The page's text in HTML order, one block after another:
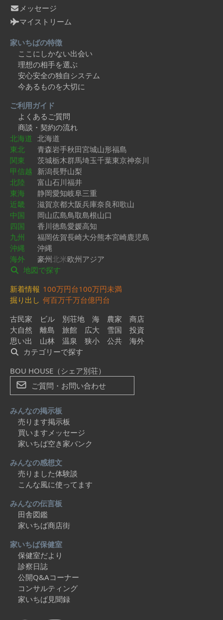
メッセージ
マイストリーム
家いちばの特徴
ここにしかない出会い
理想の相手を選ぶ
安心安全の独自システム
今あるものを大切に
ご利用ガイド
よくあるご質問
商談・契約の流れ
北海道 北海道
東北
青森岩手秋田宮城山形福島
関東
茨城栃木群馬埼玉千葉東京神奈川
甲信越 新潟長野山梨
北陸
富山石川福井
東海
静岡愛知岐阜三重
近畿
滋賀京都大阪兵庫奈良和歌山
中国
岡山広島鳥取島根山口
四国
香川徳島愛媛高知
九州
福岡佐賀長崎大分熊本宮崎鹿児島
沖縄
沖縄
海外
豪州北米欧州アジア
地図で探す
新着情報 100万円台100万円未満
掘り出し 何百万千万台億円台
古民家
ビル 別荘地 海 農家
商店
大自然
離島 旅館 広大 雪国
投資
思い出
山林 温泉 狭小 公共
海外
カテゴリーで探す
BOU HOUSE（シェア別荘）
ご質問・お問い合わせ
みんなの掲示板
売ります掲示板
買いますメッセージ
家いちば空き家バンク
みんなの感想文
売りました体験談
こんな風に使ってます
みんなの伝言板
田舎図鑑
家いちば商店街
家いちば保健室
保健室だより
診察日誌
公開Q&Aコーナー
コンサルティング
家いちば見聞録